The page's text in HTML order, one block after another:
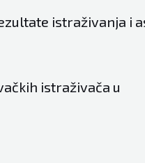
istraživanja i
istraživača u